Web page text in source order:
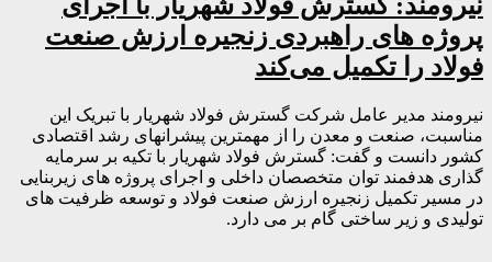
پروژه های راهبردی زنجیره ارزش صنعت
فولاد را تکمیل می‌کند
نیرومند مدیر عامل شرکت گسترش فولاد شهریار با تبریک این
مناسبت، صنعت و معدن را از مهمترین پیشرانهای رشد اقتصادی
کشور دانست و گفت: گسترش فولاد شهریار با تکیه بر سرمایه
گذاری هدفمند توان متخصصان داخلی و اجرای پروژه های زیربنایی
در مسیر تکمیل زنجیره ارزش صنعت فولاد و توسعه ظرفیت های
تولیدی و زیر ساختی گام بر می دارد.